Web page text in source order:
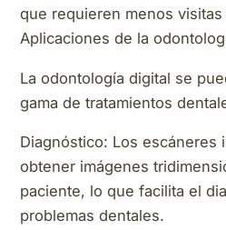
que requieren menos visitas
Aplicaciones de la
La odontología digital se
gama de tratamientos
Diagnóstico: Los escáneres
obtener imágenes
paciente, lo que facilita el
problemas dentales.